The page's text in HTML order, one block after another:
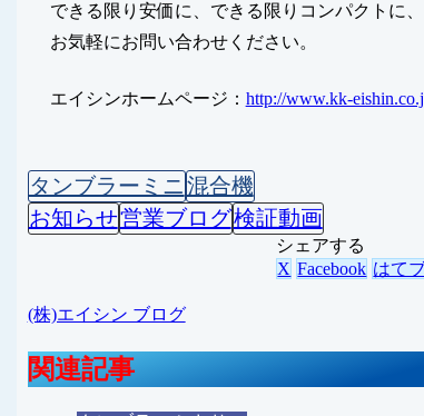
できる限り安価に、できる限りコンパクトに
お気軽にお問い合わせください。
エイシンホームページ： http://www.kk-
タンブラーミニ混合機
お知らせ営業ブログ検証動画
シェアする
X Facebook はて
(株)エイシン ブログ
関連記事